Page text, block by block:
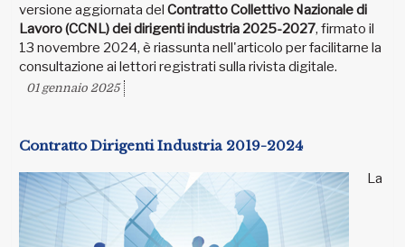
versione aggiornata del Contratto Collettivo Nazionale di
Lavoro (CCNL) dei dirigenti industria 2025-2027, firmato il
13 novembre 2024, è riassunta nell'articolo per facilitarne la
consultazione ai lettori registrati sulla rivista digitale.
01 gennaio 2025
Contratto Dirigenti Industria 2019-2024
La